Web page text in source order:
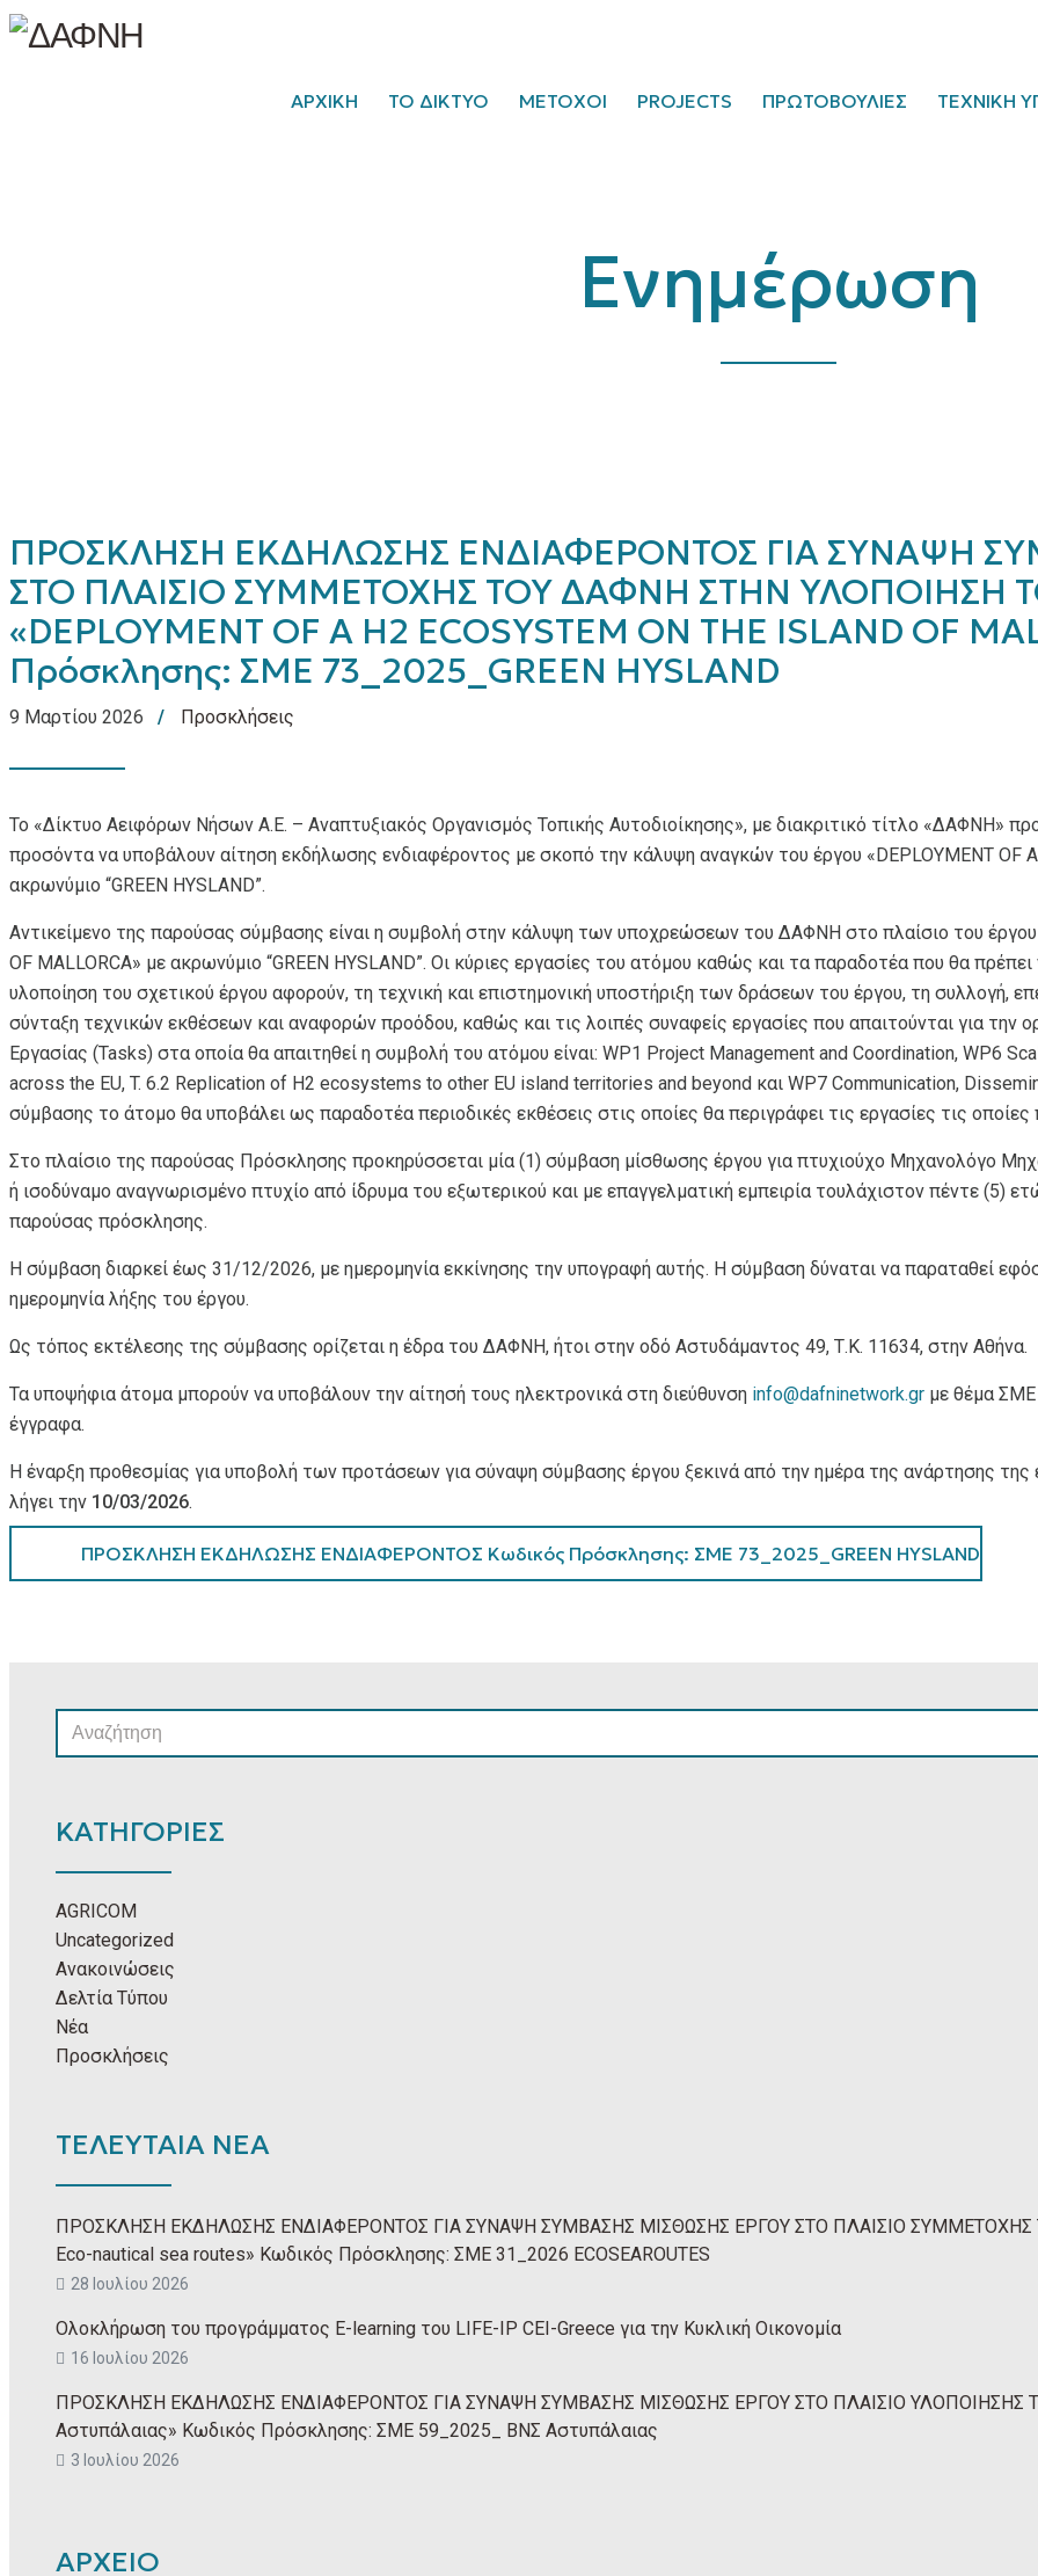
ΑΡΧΙΚΗ ΤΟ ΔΙΚΤΥΟ ΜΕΤΟΧΟΙ PROJECTS ΠΡΩΤΟΒΟΥΛΙΕΣ ΤΕΧΝΙΚΗ
Ενημέρωση
ΠΡΟΣΚΛΗΣΗ ΕΚΔΗΛΩΣΗΣ ΕΝΔΙΑΦΕΡΟΝΤΟΣ ΓΙΑ ΣΥΝΑΨΗ
ΣΤΟ ΠΛΑΙΣΙΟ ΣΥΜΜΕΤΟΧΗΣ ΤΟΥ ΔΑΦΝΗ ΣΤΗΝ ΥΛΟΠΟΙΗΣΗ
«DEPLOYMENT OF A H2 ECOSYSTEM ON THE ISLAND OF
Πρόσκλησης: ΣΜΕ 73_2025_GREEN HYSLAND
9 Μαρτίου 2026 Προσκλήσεις
Το «Δίκτυο Αειφόρων Νήσων Α.Ε. – Αναπτυξιακός Οργανισμός Τοπικής Αυτοδιοίκησης», με διακριτικό τίτλο «ΔΑΦΝΗ»
προσόντα να υποβάλουν αίτηση εκδήλωσης ενδιαφέροντος με σκοπό την κάλυψη αναγκών του έργου «DEPLOYMENT OF A
ακρωνύμιο “GREEN HYSLAND”.
Αντικείμενο της παρούσας σύμβασης είναι η συμβολή στην κάλυψη των υποχρεώσεων του ΔΑΦΝΗ στο πλαίσιο του έργου
OF MALLORCA» με ακρωνύμιο “GREEN HYSLAND”. Οι κύριες εργασίες του ατόμου καθώς και τα παραδοτέα που θα
υλοποίηση του σχετικού έργου αφορούν, τη τεχνική και επιστημονική υποστήριξη των δράσεων του έργου, τη συλλογή,
σύνταξη τεχνικών εκθέσεων και αναφορών προόδου, καθώς και τις λοιπές συναφείς εργασίες που απαιτούνται για την
Εργασίας (Tasks) στα οποία θα απαιτηθεί η συμβολή του ατόμου είναι: WP1 Project Management and Coordination, WP6
across the EU, T. 6.2 Replication of H2 ecosystems to other EU island territories and beyond και WP7 Communication,
σύμβασης το άτομο θα υποβάλει ως παραδοτέα περιοδικές εκθέσεις στις οποίες θα περιγράφει τις εργασίες τις
Στο πλαίσιο της παρούσας Πρόσκλησης προκηρύσσεται μία (1) σύμβαση μίσθωσης έργου για πτυχιούχο Μηχανολόγο
ή ισοδύναμο αναγνωρισμένο πτυχίο από ίδρυμα του εξωτερικού και με επαγγελματική εμπειρία τουλάχιστον πέντε (5)
παρούσας πρόσκλησης.
Η σύμβαση διαρκεί έως 31/12/2026, με ημερομηνία εκκίνησης την υπογραφή αυτής. Η σύμβαση δύναται να παραταθεί
ημερομηνία λήξης του έργου.
Ως τόπος εκτέλεσης της σύμβασης ορίζεται η έδρα του ΔΑΦΝΗ, ήτοι στην οδό Αστυδάμαντος 49, Τ.Κ. 11634, στην Αθήνα.
Τα υποψήφια άτομα μπορούν να υποβάλουν την αίτησή τους ηλεκτρονικά στη διεύθυνση info@dafninetwork.gr με θέμα ΣΜΕ
έγγραφα.
Η έναρξη προθεσμίας για υποβολή των προτάσεων για σύναψη σύμβασης έργου ξεκινά από την ημέρα της ανάρτησης
λήγει την 10/03/2026.
ΠΡΟΣΚΛΗΣΗ ΕΚΔΗΛΩΣΗΣ ΕΝΔΙΑΦΕΡΟΝΤΟΣ Κωδικός Πρόσκλησης: ΣΜΕ 73_2025_GREEN HYSLAND
SEARCH
FOR:
ΚΑΤΗΓΟΡΙΕΣ
AGRICOM
Uncategorized
Ανακοινώσεις
Δελτία Τύπου
Νέα
Προσκλήσεις
ΤΕΛΕΥΤΑΙΑ ΝΕΑ
ΠΡΟΣΚΛΗΣΗ ΕΚΔΗΛΩΣΗΣ ΕΝΔΙΑΦΕΡΟΝΤΟΣ ΓΙΑ ΣΥΝΑΨΗ ΣΥΜΒΑΣΗΣ ΜΙΣΘΩΣΗΣ ΕΡΓΟΥ ΣΤΟ ΠΛΑΙΣΙΟ
Eco-nautical sea routes» Κωδικός Πρόσκλησης: ΣΜΕ 31_2026 ECOSEAROUTES
28 Ιουλίου 2026
Ολοκλήρωση του προγράμματος E-learning του LIFE-IP CEI-Greece για την Κυκλική Οικονομία
16 Ιουλίου 2026
ΠΡΟΣΚΛΗΣΗ ΕΚΔΗΛΩΣΗΣ ΕΝΔΙΑΦΕΡΟΝΤΟΣ ΓΙΑ ΣΥΝΑΨΗ ΣΥΜΒΑΣΗΣ ΜΙΣΘΩΣΗΣ ΕΡΓΟΥ ΣΤΟ ΠΛΑΙΣΙΟ ΥΛΟΠΟΙΗΣΗΣ
Αστυπάλαιας» Κωδικός Πρόσκλησης: ΣΜΕ 59_2025_ ΒΝΣ Αστυπάλαιας
3 Ιουλίου 2026
ΑΡΧΕΙΟ